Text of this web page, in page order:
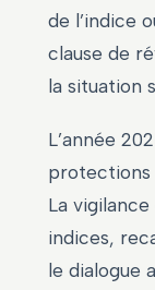
de l’indice
clause de
la situation
L’année
protections
La
indices,
le dialogue